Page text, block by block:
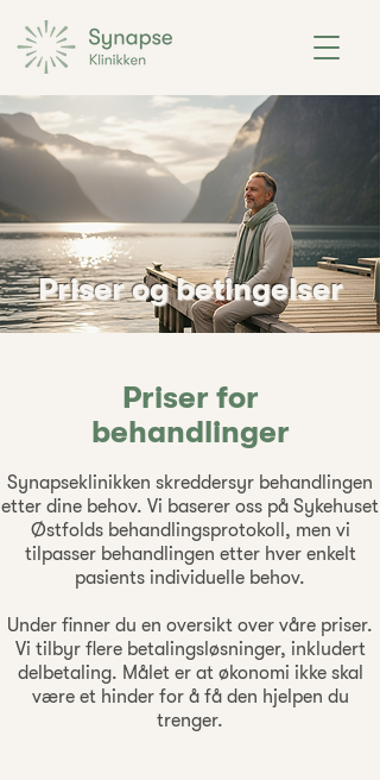
Priser og betingelser
Priser for
behandlinger
Synapseklinikken skreddersyr behandlingen
etter dine behov. Vi baserer oss på Sykehuset
Østfolds behandlingsprotokoll, men vi
tilpasser behandlingen etter hver enkelt
pasients individuelle behov.
Under finner du en oversikt over våre priser.
Vi tilbyr flere betalingsløsninger, inkludert
delbetaling. Målet er at økonomi ikke skal
være et hinder for å få den hjelpen du
trenger.